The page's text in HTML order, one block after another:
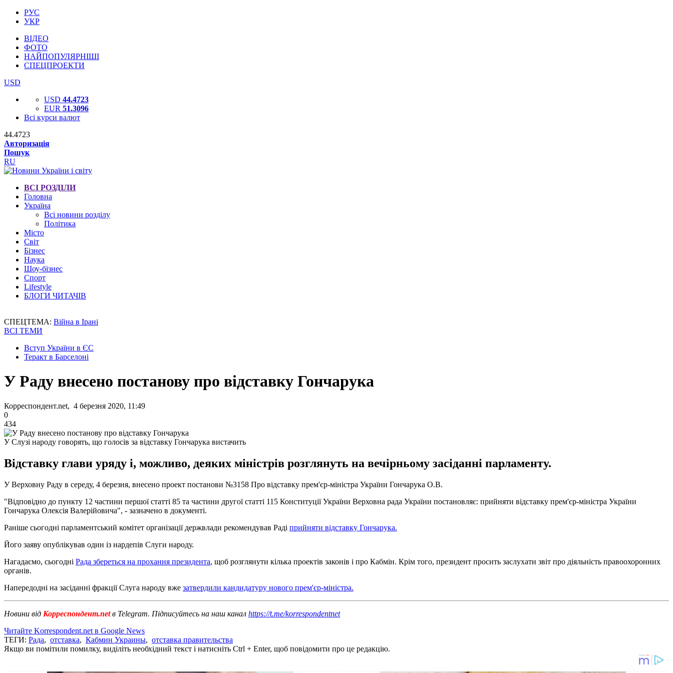
РУС
УКР
ВІДЕО
ФОТО
НАЙПОПУЛЯРНІШІ
СПЕЦПРОЕКТИ
USD
USD 44.4723
EUR 51.3096
Всі курси валют
44.4723
Авторизація
Пошук
RU
ВСІ РОЗДІЛИ
Головна
Україна
Всі новини розділу
Політика
Місто
Світ
Бізнес
Наука
Шоу-бізнес
Спорт
Lifestyle
БЛОГИ ЧИТАЧІВ
СПЕЦТЕМА: Війна в Ірані
ВСІ ТЕМИ
Вступ України в ЄС
Теракт в Барселоні
У Раду внесено постанову про відставку Гончарука
Корреспондент.net, 4 березня 2020, 11:49
0
434
У Слузі народу говорять, що голосів за відставку Гончарука вистачить
Відставку глави уряду і, можливо, деяких міністрів розглянуть на вечірньому засіданні парламенту.
У Верховну Раду в середу, 4 березня, внесено проект постанови №3158 Про відставку прем'єр-міністра України Гончарука О.В.
"Відповідно до пункту 12 частини першої статті 85 та частини другої статті 115 Конституції України Верховна рада України постановляє: прийняти відставку прем'єр-міністра України
Гончарука Олексія Валерійовича", - зазначено в документі.
Раніше сьогодні парламентський комітет організації держвлади рекомендував Раді прийняти відставку Гончарука.
Його заяву опублікував один із нардепів Слуги народу.
Нагадаємо, сьогодні Рада збереться на прохання президента, щоб розглянути кілька проектів законів і про Кабмін. Крім того, президент просить заслухати звіт про діяльність правоохоронних
органів.
Напередодні на засіданні фракції Слуга народу вже затвердили кандидатуру нового прем'єр-міністра.
Новини від Корреспондент.netв Telegram. Підписуйтесь на наш канал https://t.me/korrespondentnet
Читайте Korrespondent.net в Google News
ТЕГИ: Рада, отставка, Кабмин Украины, отставка правительства
Якщо ви помітили помилку, виділіть необхідний текст і натисніть Ctrl + Enter, щоб повідомити про це редакцію.